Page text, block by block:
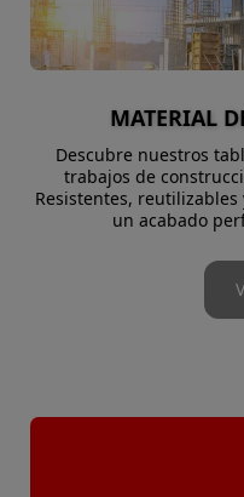
MATERIAL
Descubre nuestros
trabajos de
Resistentes,
un acabado